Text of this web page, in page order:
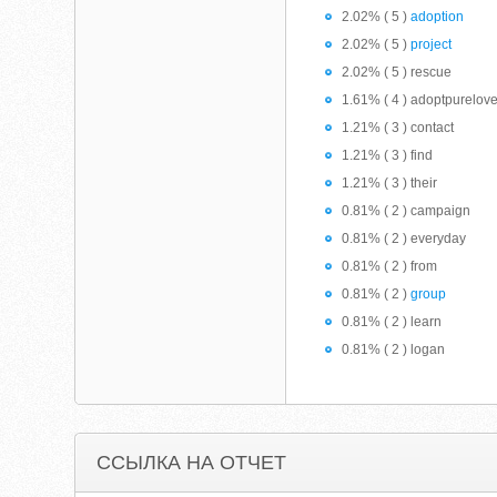
2.02% ( 5 )adoption
2.02% ( 5 )project
2.02% ( 5 ) rescue
1.61% ( 4 )
1.21% ( 3 ) contact
1.21% ( 3 ) find
1.21% ( 3 ) their
0.81% ( 2 ) campaign
0.81% ( 2 ) everyday
0.81% ( 2 ) from
0.81% ( 2 )group
0.81% ( 2 ) learn
0.81% ( 2 ) logan
ССЫЛКА НА ОТЧЕТ